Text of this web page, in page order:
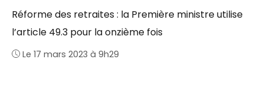
Réforme des retraites : la Première ministre utilise
l’article 49.3 pour la onzième fois
Le 17 mars 2023 à 9h29